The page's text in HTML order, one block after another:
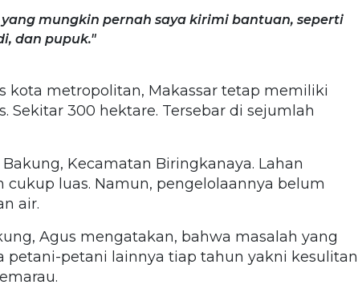
mungkin pernah saya kirimi bantuan, seperti
dan pupuk."
kota metropolitan, Makassar tetap memiliki
Sekitar 300 hektare. Tersebar di sejumlah
Kecamatan Biringkanaya. Lahan
cukup luas. Namun, pengelolaannya belum
air.
Agus mengatakan, bahwa masalah yang
petani-petani lainnya tiap tahun yakni kesulitan